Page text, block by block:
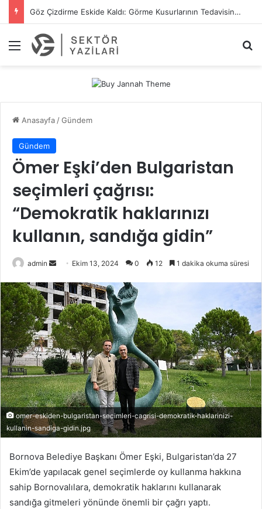
Göz Çizdirme Eskide Kaldı: Görme Kusurlarının Tedavisinde Yeni Nesil Lazer Dönemi
Menü
Anasayfa/Gündem
Gündem
Ömer Eşki’den Bulgaristan
seçimleri çağrısı:
“Demokratik haklarınızı
kullanın, sandığa gidin”
admin
r
e
-
p
o
s
t
a
g
ö
n
e
r
m
e
Ekim 13, 2024 0 12 1 dakika okuma süresi
omer-eskiden-bulgaristan-secimleri-cagrisi-demokratik-haklarinizi-
kullanin-sandiga-gidin.jpg
Bornova Belediye Başkanı Ömer Eşki, Bulgaristan’da 27
Ekim’de yapılacak genel seçimlerde oy kullanma hakkına
sahip Bornovalılara, demokratik haklarını kullanarak
sandığa gitmeleri yönünde önemli bir çağrı yaptı.